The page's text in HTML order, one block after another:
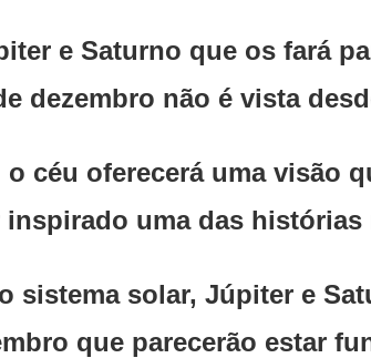
e Saturno que os fará
dezembro não é vista
céu oferecerá uma visão
inspirado uma das histórias
sistema solar, Júpiter e
que parecerão estar